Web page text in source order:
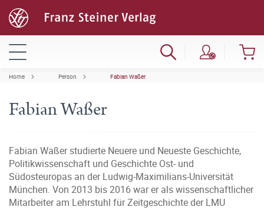
Home Person Fabian Waßer
Fabian Waßer
Fabian Waßer studierte Neuere und Neueste Geschichte,
Politikwissenschaft und Geschichte Ost- und
Südosteuropas an der Ludwig-Maximilians-Universität
München. Von 2013 bis 2016 war er als wissenschaftlicher
Mitarbeiter am Lehrstuhl für Zeitgeschichte der LMU